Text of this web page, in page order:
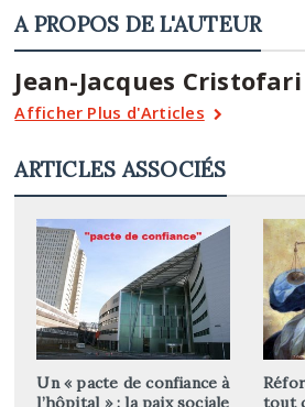
A PROPOS DE L'AUTEUR
Jean-Jacques Cristofari
Afficher Plus d'Articles
ARTICLES ASSOCIÉS
Un « pacte de confiance à
l’hôpital » : la paix sociale
tout